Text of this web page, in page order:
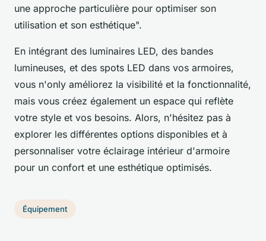
une approche particulière pour optimiser son
utilisation et son esthétique".
En intégrant des luminaires LED, des bandes
lumineuses, et des spots LED dans vos armoires,
vous n'only améliorez la visibilité et la fonctionnalité,
mais vous créez également un espace qui reflète
votre style et vos besoins. Alors, n'hésitez pas à
explorer les différentes options disponibles et à
personnaliser votre éclairage intérieur d'armoire
pour un confort et une esthétique optimisés.
Équipement